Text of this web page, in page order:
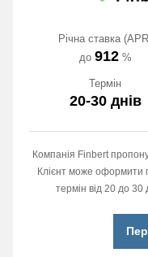
Річна ставка
до 912%
Термін
20-30 днів
Компанія Finbert
Клієнт може оформити
термін від 20 до